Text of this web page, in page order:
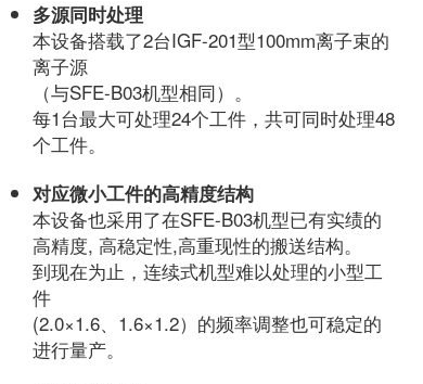
多源同时处理
本设备搭载了2台IGF-201型100mm离子束的
离子源
（与SFE-B03机型相同）。
每1台最大可处理24个工件，共可同时处理48
个工件。
对应微小工件的高精度结构
本设备也采用了在SFE-B03机型已有实绩的
高精度, 高稳定性,高重现性的搬送结构。
到现在为止，连续式机型难以处理的小型工
件
(2.0×1.6、1.6×1.2）的频率调整也可稳定的
进行量产。